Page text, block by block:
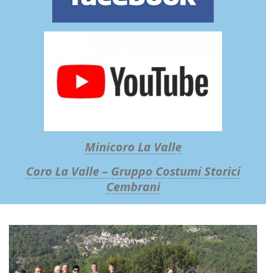
Minicoro La Valle
Coro La Valle – Gruppo Costumi Storici
Cembrani